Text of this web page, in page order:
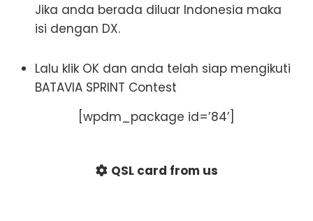
Jika anda berada diluar Indonesia maka
isi dengan DX.
Lalu klik OK dan anda telah siap mengikuti
BATAVIA SPRINT Contest
[wpdm_package id=’84’]
QSL card from us